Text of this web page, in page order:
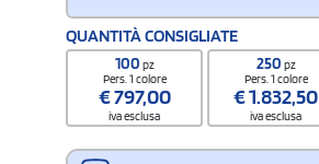
QUANTITÀ CONSIGLIATE
100 pz
Pers. 1 colore
€797,00
iva esclusa
250 pz
Pers. 1 colore
€1.832,50
iva esclusa